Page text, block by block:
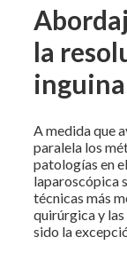
la
A medida que
paralela los
patologías en
laparoscópica
técnicas más
quirúrgica y las
sido la